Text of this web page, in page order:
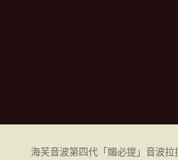
海芙音波第四代「媚必提」音波